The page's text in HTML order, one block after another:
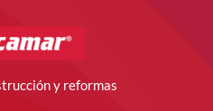
y reformas